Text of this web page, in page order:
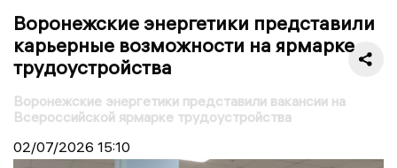
Воронежские энергетики представили
карьерные возможности на ярмарке
трудоустройства
Воронежские энергетики представили вакансии на
Всероссийской ярмарке трудоустройства
02/07/2026 15:10